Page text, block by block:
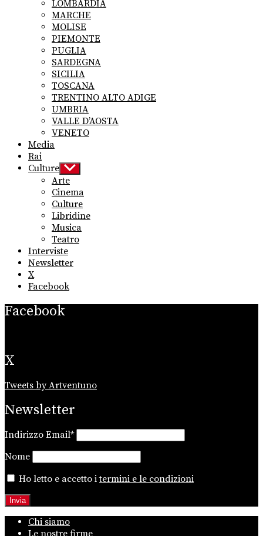
LOMBARDIA
MARCHE
MOLISE
PIEMONTE
PUGLIA
SARDEGNA
SICILIA
TOSCANA
TRENTINO ALTO ADIGE
UMBRIA
VALLE D’AOSTA
VENETO
Media
Rai
Culture Show
sub
menu
Arte
Cinema
Culture
Libridine
Musica
Teatro
Interviste
Newsletter
X
Facebook
Facebook
X
Tweets by Artventuno
Newsletter
Indirizzo Email*
Nome
Ho letto e accetto itermini e le condizioni
Chi siamo
Le nostre firme